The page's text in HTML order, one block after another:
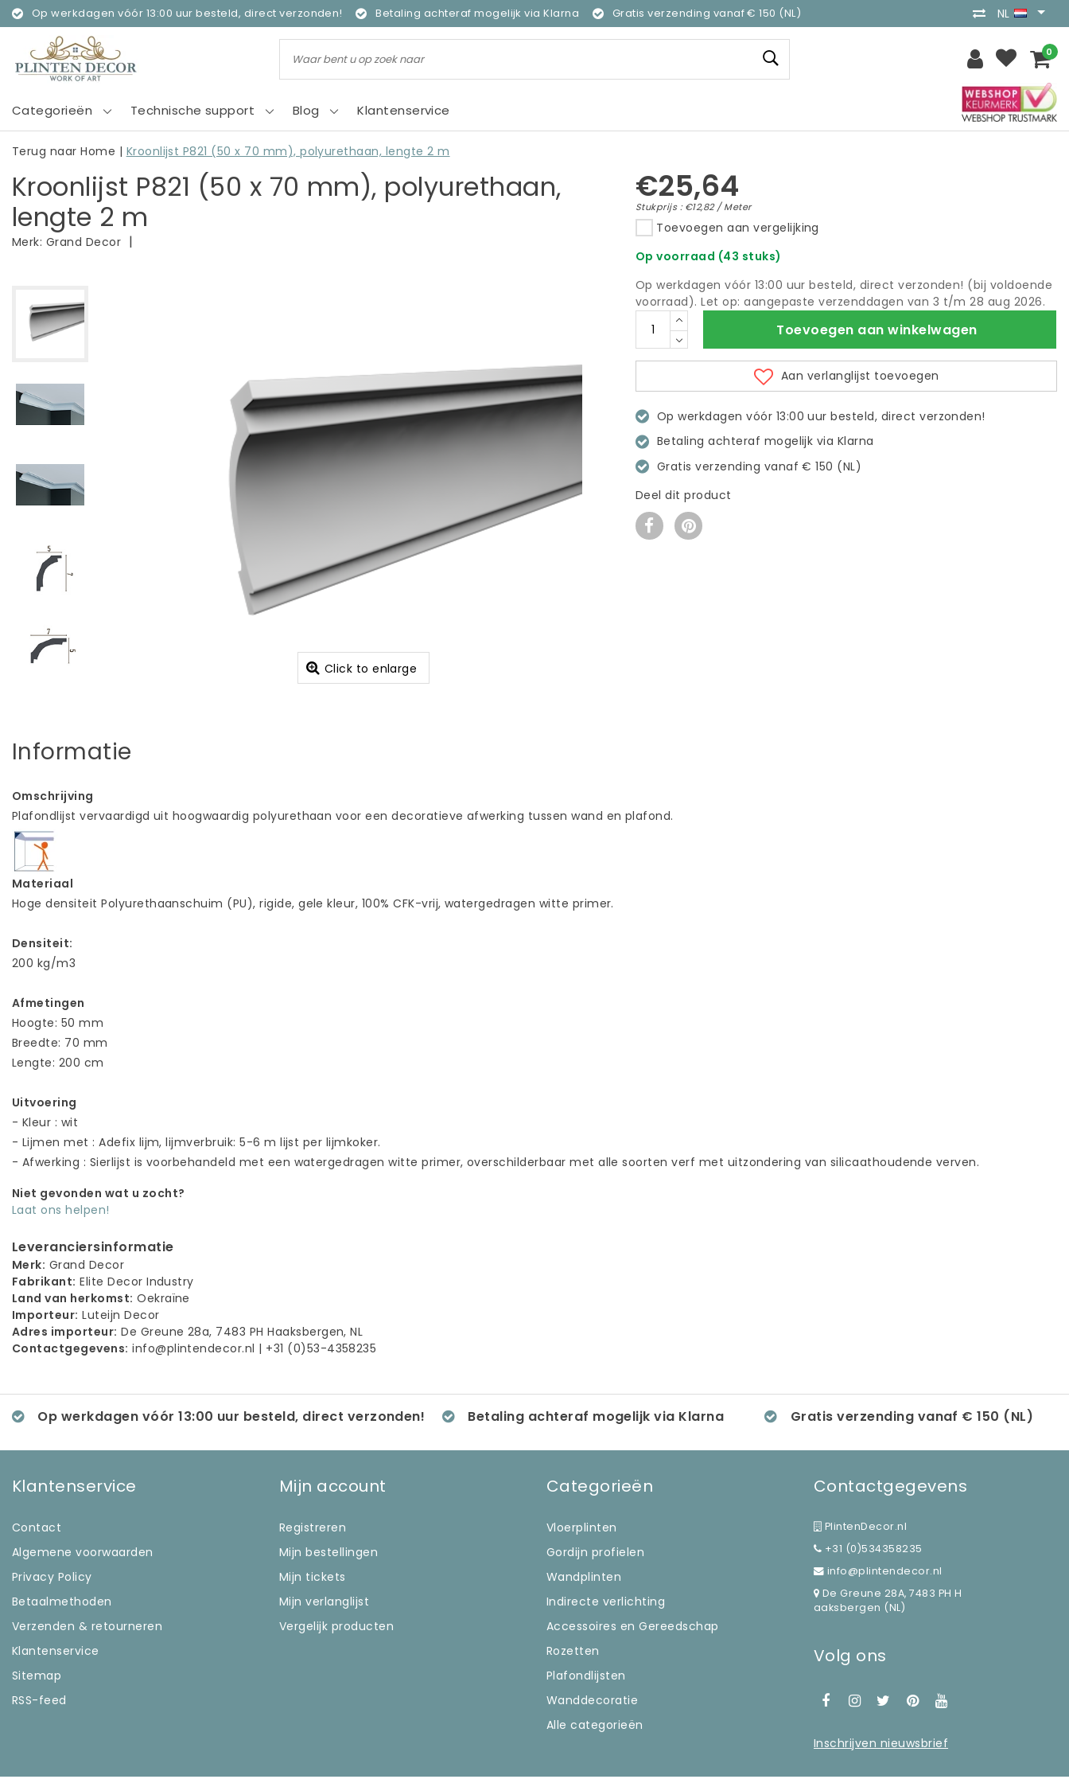
Op werkdagen vóór 13:00 uur besteld, direct verzonden! Betaling achteraf mogelijk via Klarna Gratis verzending vanaf € 150 (NL) NL
0
Categorieën Technische support Blog Klantenservice
Terug naar Home | Kroonlijst P821 (50 x 70 mm), polyurethaan, lengte 2 m
Kroonlijst P821 (50 x 70 mm), polyurethaan,
lengte 2 m
Merk: Grand Decor |
Click to enlarge
€25,64
Stukprijs : €12,82 / Meter
Toevoegen aan vergelijking
Op voorraad (43 stuks)
Op werkdagen vóór 13:00 uur besteld, direct verzonden! (bij voldoende
voorraad). Let op: aangepaste verzenddagen van 3 t/m 28 aug 2026.
Toevoegen aan winkelwagen
Aan verlanglijst toevoegen
Op werkdagen vóór 13:00 uur besteld, direct verzonden!
Betaling achteraf mogelijk via Klarna
Gratis verzending vanaf € 150 (NL)
Deel dit product
Informatie
Omschrijving
Plafondlijst vervaardigd uit hoogwaardig polyurethaan voor een decoratieve afwerking tussen wand en plafond.
Materiaal
Hoge densiteit Polyurethaanschuim (PU), rigide, gele kleur, 100% CFK-vrij, watergedragen witte primer.
Densiteit:
200 kg/m3
Afmetingen
Hoogte: 50 mm
Breedte: 70 mm
Lengte: 200 cm
Uitvoering
- Kleur : wit
- Lijmen met : Adefix lijm, lijmverbruik: 5-6 m lijst per lijmkoker.
- Afwerking : Sierlijst is voorbehandeld met een watergedragen witte primer, overschilderbaar met alle soorten verf met uitzondering van silicaathoudende verven.
Niet gevonden wat u zocht?
Laat ons helpen!
Leveranciersinformatie
Merk: Grand Decor
Fabrikant: Elite Decor Industry
Land van herkomst: Oekraïne
Importeur: Luteijn Decor
Adres importeur: De Greune 28a, 7483 PH Haaksbergen, NL
Contactgegevens: info@plintendecor.nl | +31 (0)53-4358235
Op werkdagen vóór 13:00 uur besteld, direct verzonden! Betaling achteraf mogelijk via Klarna Gratis verzending vanaf € 150 (NL)
Klantenservice
Contact
Algemene voorwaarden
Privacy Policy
Betaalmethoden
Verzenden & retourneren
Klantenservice
Sitemap
RSS-feed
Mijn account
Registreren
Mijn bestellingen
Mijn tickets
Mijn verlanglijst
Vergelijk producten
Categorieën
Vloerplinten
Gordijn profielen
Wandplinten
Indirecte verlichting
Accessoires en Gereedschap
Rozetten
Plafondlijsten
Wanddecoratie
Alle categorieën
Contactgegevens
PlintenDecor.nl
+31 (0)534358235
info@plintendecor.nl
De Greune 28A, 7483 PH H
aaksbergen (NL)
Volg ons
Inschrijven nieuwsbrief